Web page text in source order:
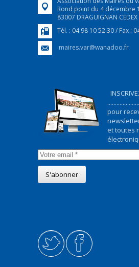
Rond point du 4 décembre
83007 DRAGUIGNAN CEDEX
Tél. : 04 98 10 52 30 / Fax :
maires.var@wanadoo.fr
pour
et toutes